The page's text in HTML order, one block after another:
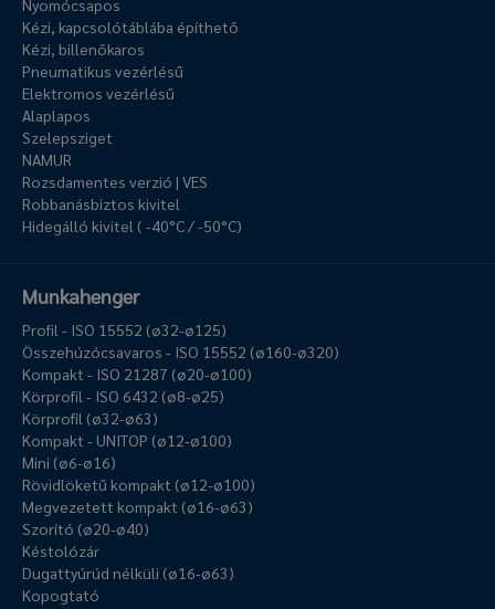
Nyomócsapos
Kézi, kapcsolótáblába építhető
Kézi, billenőkaros
Pneumatikus vezérlésű
Elektromos vezérlésű
Alaplapos
Szelepsziget
NAMUR
Rozsdamentes verzió | VES
Robbanásbiztos kivitel
Hidegálló kivitel ( -40°C / -50°C)
Munkahenger
Profil - ISO 15552 (ø32-ø125)
Összehúzócsavaros - ISO 15552 (ø160-ø320)
Kompakt - ISO 21287 (ø20-ø100)
Körprofil - ISO 6432 (ø8-ø25)
Körprofil (ø32-ø63)
Kompakt - UNITOP (ø12-ø100)
Mini (ø6-ø16)
Rövidlöketű kompakt (ø12-ø100)
Megvezetett kompakt (ø16-ø63)
Szorító (ø20-ø40)
Késtolózár
Dugattyúrúd nélküli (ø16-ø63)
Kopogtató